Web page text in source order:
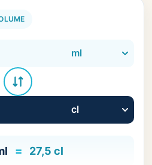
= 27,5 cl